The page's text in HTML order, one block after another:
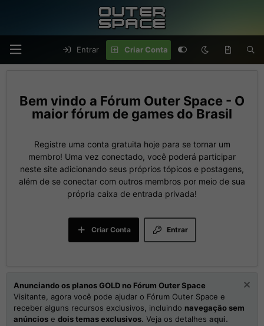
Entrar Criar Conta
Fórum Outer Space - O
maior fórum de games do Brasil
Registre uma conta gratuita hoje para se tornar um
membro! Uma vez conectado, você poderá participar
neste site adicionando seus próprios tópicos e postagens,
além de se conectar com outros membros por meio de sua
própria caixa de entrada privada!
Entrar
Criar Conta
Anunciando os planos GOLD no Fórum Outer Space
Visitante, agora você pode ajudar o Fórum Outer Space e
receber alguns recursos exclusivos, incluindo navegação sem
anúncios e dois temas exclusivos. Veja os detalhes aqui.